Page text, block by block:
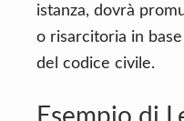
istanza, dovrà
o risarcitoria in
del codice civile.